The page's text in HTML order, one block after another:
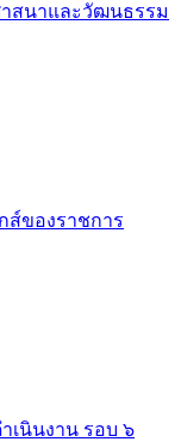
สนาและวัฒนธรรม
ส์ของราชการ
เนินงาน รอบ ๖